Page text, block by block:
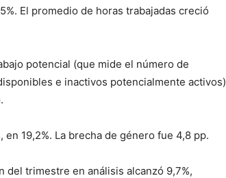
El promedio de horas trabajadas creció
potencial (que mide el número de
e inactivos potencialmente activos)
19,2%. La brecha de género fue 4,8 pp.
del trimestre en análisis alcanzó 9,7%,